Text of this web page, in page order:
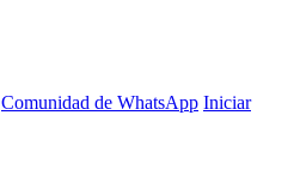
Comunidad de WhatsApp Iniciar